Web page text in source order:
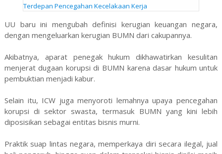
Terdepan Pencegahan Kecelakaan Kerja
UU baru ini mengubah definisi kerugian keuangan negara,
dengan mengeluarkan kerugian BUMN dari cakupannya.
Akibatnya, aparat penegak hukum dikhawatirkan kesulitan
menjerat dugaan korupsi di BUMN karena dasar hukum untuk
pembuktian menjadi kabur.
Selain itu, ICW juga menyoroti lemahnya upaya pencegahan
korupsi di sektor swasta, termasuk BUMN yang kini lebih
diposisikan sebagai entitas bisnis murni.
Praktik suap lintas negara, memperkaya diri secara ilegal, jual